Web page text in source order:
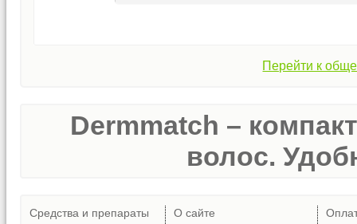
Перейти к
Dermmatch –
волос.
Средства и препараты
О сайте